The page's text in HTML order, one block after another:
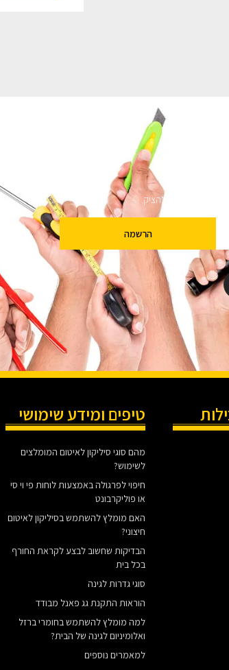
מבטיחים לא להציק.
הרשמה
טיפים ומידע שימושי
מהם סוגי סיליקון לאיטום המומלצים
לשימוש?
חיפוי לפרגולה באמצעות לוחות פי וי סי
או פוליקרבונט
האם מומלץ להשתמש בסיליקון לאיטום
חיצוני?
הבדיקות שחשוב לבצע לקראת החורף
בכל בית
סוגי גדרות לגינה
הוראות התקנת גג פאנל מבודד
למה מומלץ להשתמש בחומרי ברזל
ואלומיניום לגינה של הבית?
למאמרים נוספים